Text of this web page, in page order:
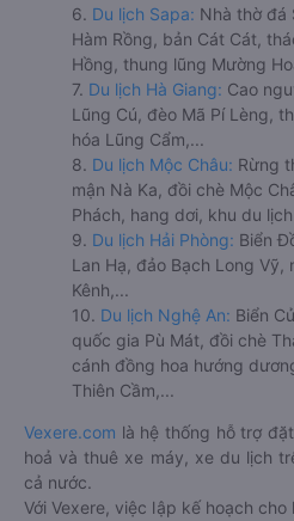
6. Du lịch Sapa: Nhà thờ đá
Hàm Rồng, bản Cát Cát,
Hồng, thung lũng Mường
7. Du lịch Hà Giang: Cao
Lũng Cú, đèo Mã Pí Lèng,
hóa Lũng Cẩm,...
8. Du lịch Mộc Châu: Rừng
mận Nà Ka, đồi chè Mộc
Phách, hang dơi, khu du
9. Du lịch Hải Phòng: Biển
Lan Hạ, đảo Bạch Long Vỹ,
Kênh,...
10. Du lịch Nghệ An: Biển
quốc gia Pù Mát, đồi chè
cánh đồng hoa hướng
Thiên Cầm,...
Vexere.com là hệ thống hỗ trợ
hoả và thuê xe máy, xe du lịch
cả nước.
Với Vexere, việc lập kế hoạch